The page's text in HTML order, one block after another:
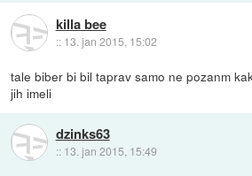
killa bee
:: 13. jan 2015, 15:02
tale biber bi bil taprav samo ne pozanm
jih imeli
dzinks63
:: 13. jan 2015, 15:49